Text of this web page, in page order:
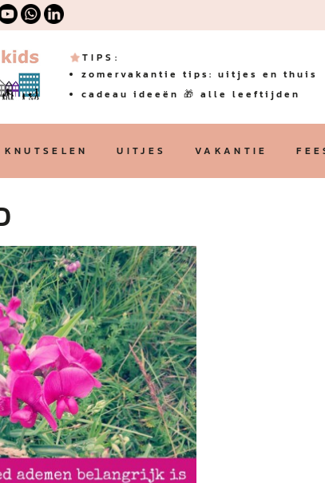
TIPS:
zomervakantie tips: uitjes en thuis
cadeau ideeën 🎁 alle leeftijden
KNUTSELEN UITJES VAKANTIE